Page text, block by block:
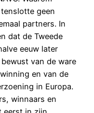
geen
partners. In
dat de Tweede
eeuw later
van de ware
en van de
in Europa.
winnaars en